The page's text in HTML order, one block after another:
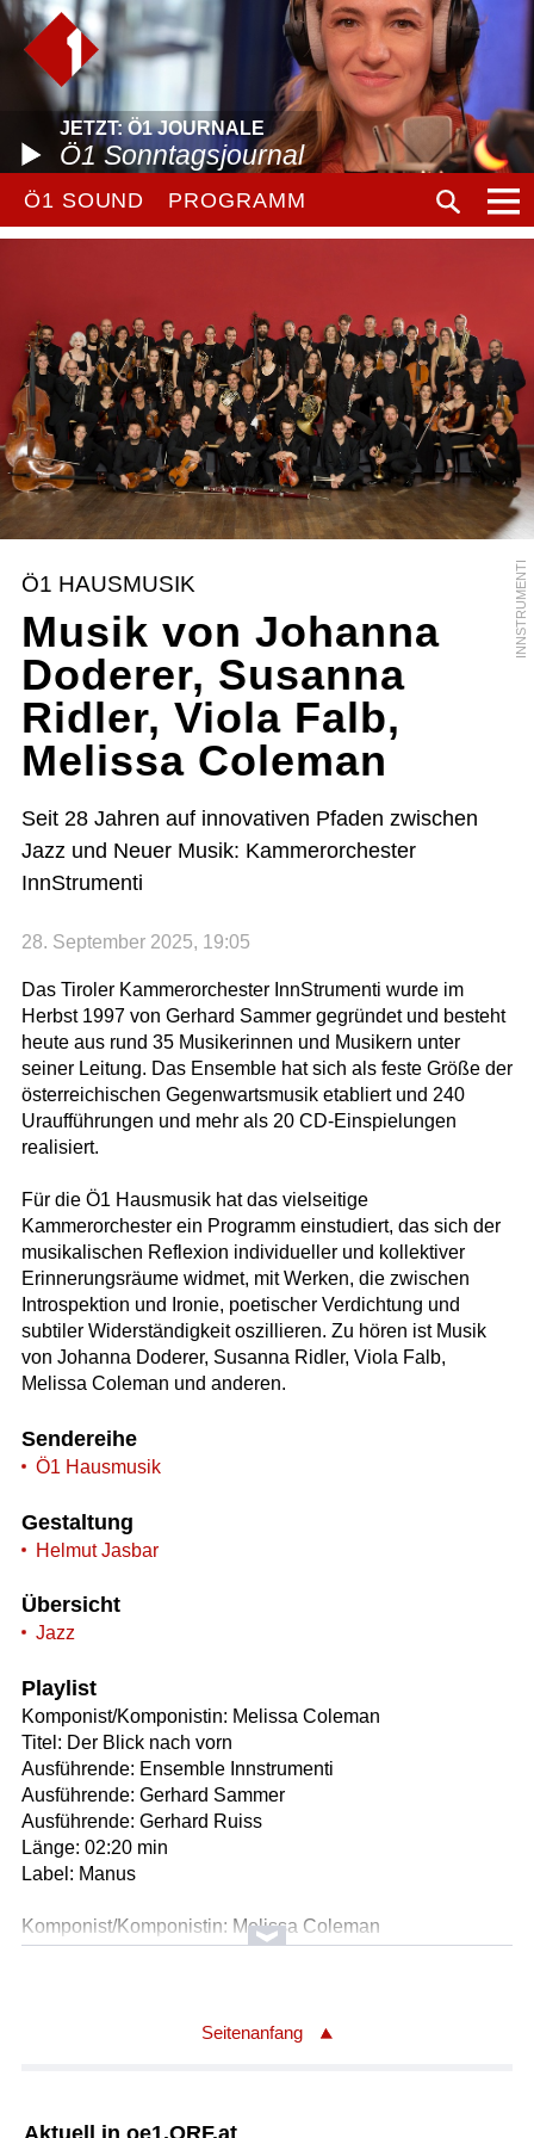
JETZT: Ö1 JOURNALE
Ö1 Sonntagsjournal
Ö1 SOUND PROGRAMM
INNSTRUMENTI
Ö1 HAUSMUSIK
Musik von Johanna
Doderer, Susanna
Ridler, Viola Falb,
Melissa Coleman
Seit 28 Jahren auf innovativen Pfaden zwischen
Jazz und Neuer Musik: Kammerorchester
InnStrumenti
28. September 2025, 19:05
Das Tiroler Kammerorchester InnStrumenti wurde im
Herbst 1997 von Gerhard Sammer gegründet und besteht
heute aus rund 35 Musikerinnen und Musikern unter
seiner Leitung. Das Ensemble hat sich als feste Größe der
österreichischen Gegenwartsmusik etabliert und 240
Uraufführungen und mehr als 20 CD-Einspielungen
realisiert.
Für die Ö1 Hausmusik hat das vielseitige
Kammerorchester ein Programm einstudiert, das sich der
musikalischen Reflexion individueller und kollektiver
Erinnerungsräume widmet, mit Werken, die zwischen
Introspektion und Ironie, poetischer Verdichtung und
subtiler Widerständigkeit oszillieren. Zu hören ist Musik
von Johanna Doderer, Susanna Ridler, Viola Falb,
Melissa Coleman und anderen.
Sendereihe
Ö1 Hausmusik
Gestaltung
Helmut Jasbar
Übersicht
Jazz
Playlist
Komponist/Komponistin: Melissa Coleman
Titel: Der Blick nach vorn
Ausführende: Ensemble Innstrumenti
Ausführende: Gerhard Sammer
Ausführende: Gerhard Ruiss
Länge: 02:20 min
Label: Manus
Komponist/Komponistin: Melissa Coleman
Titel: Schienenwetter
Ausführende: Gerhard Ruiss
Seitenanfang
Aktuell in oe1.ORF.at